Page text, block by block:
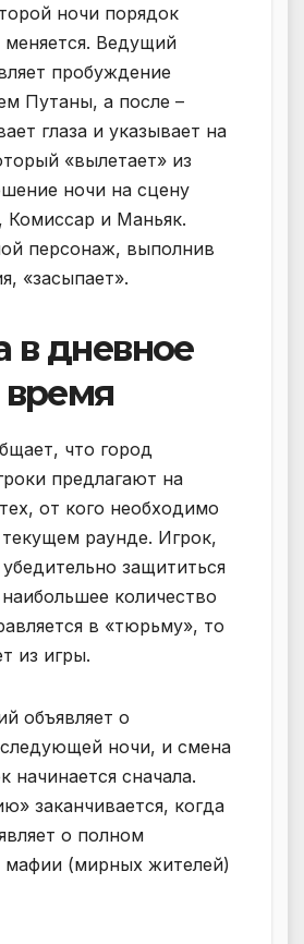
ночи порядок
Ведущий
пробуждение
Путаны, а после –
глаза и указывает на
«вылетает» из
ночи на сцену
Комиссар и Маньяк.
персонаж, выполнив
«засыпает».
в дневное
время
что город
предлагают на
от кого необходимо
текущем раунде. Игрок,
защититься
количество
в «тюрьму», то
из игры.
объявляет о
ночи, и смена
начинается сначала.
заканчивается, когда
о полном
мафии (мирных жителей)